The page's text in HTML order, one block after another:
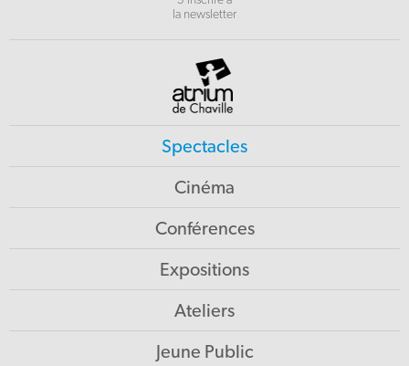
la newsletter
Spectacles
Cinéma
Conférences
Expositions
Ateliers
Jeune Public